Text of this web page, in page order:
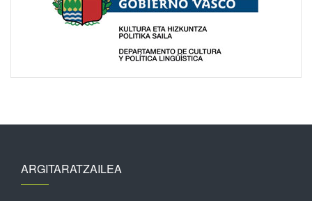
ARGITARATZAILEA